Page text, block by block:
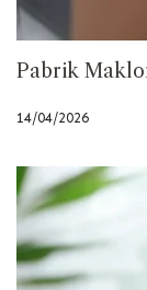
Pabrik
14/04/2026